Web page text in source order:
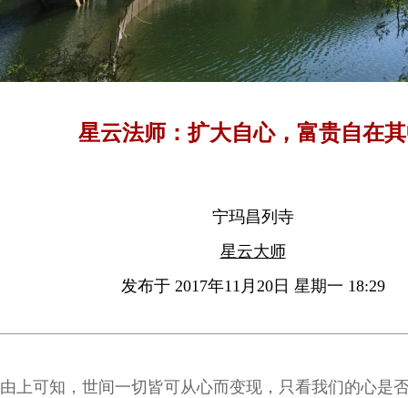
星云法师：扩大自心，富贵自在
宁玛昌列寺
星云大师
发布于 2017年11月20日 星期一 18:29
由上可知，世间一切皆可从心而变现，只看我们的心是